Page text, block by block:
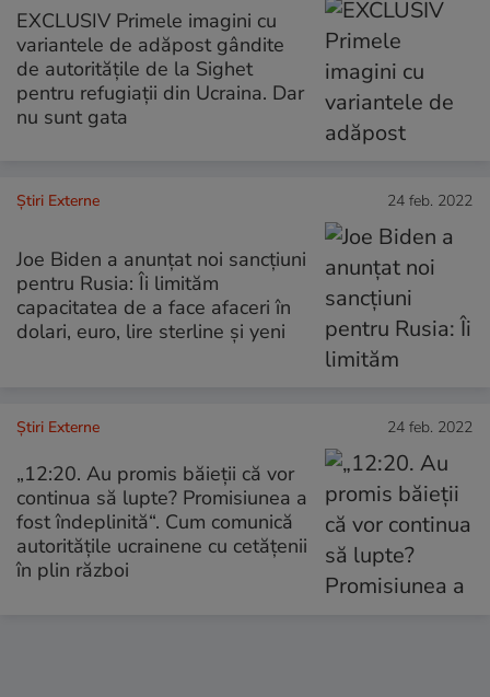
EXCLUSIV Primele imagini cu
variantele de adăpost gândite
de autoritățile de la Sighet
pentru refugiații din Ucraina. Dar
nu sunt gata
Știri Externe 24 feb. 2022
Joe Biden a anunțat noi sancțiuni
pentru Rusia: Îi limităm
capacitatea de a face afaceri în
dolari, euro, lire sterline și yeni
Știri Externe 24 feb. 2022
„12:20. Au promis băieţii că vor
continua să lupte? Promisiunea a
fost îndeplinită“. Cum comunică
autorităţile ucrainene cu cetăţenii
în plin război